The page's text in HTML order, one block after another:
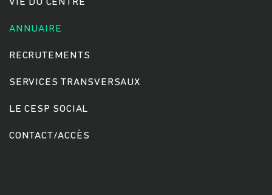
VIE DU CENTRE
ANNUAIRE
RECRUTEMENTS
SERVICES TRANSVERSAUX
LE CESP SOCIAL
CONTACT/ACCÈS